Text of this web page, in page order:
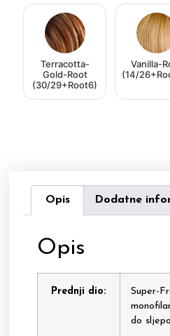
Terracotta-
Gold-Root
(30/29+Root6)
Vanilla-
(14/
Opis Dodatne
Opis
Prednji dio:
Super-
do